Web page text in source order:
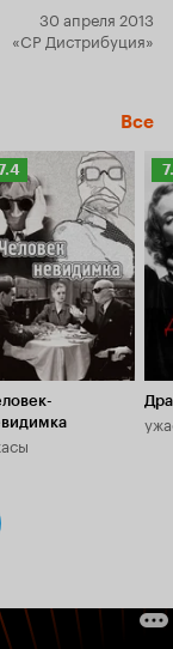
Флейшер
трудно
серьезным
30 апреля 2013
«CP Дистрибуция»
Все
7.1